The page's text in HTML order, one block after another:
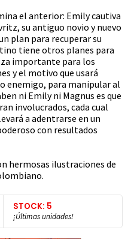
el anterior: Emily cautiva
su antiguo novio y nuevo
plan para recuperar su
tiene otros planes para
importante para los
y el motivo que usará
enemigo, para manipular al
ni Emily ni Magnus es que
involucrados, cada cual
a adentrarse en un
con resultados
hermosas ilustraciones de
STOCK: 5
¡Últimas unidades!